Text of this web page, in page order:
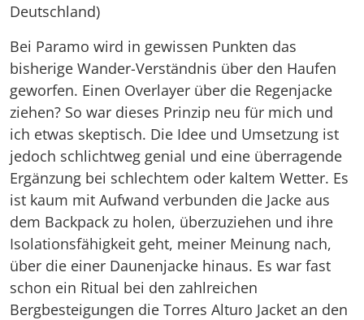
Deutschland)
Bei Paramo wird in gewissen Punkten das
bisherige Wander-Verständnis über den Haufen
geworfen. Einen Overlayer über die Regenjacke
ziehen? So war dieses Prinzip neu für mich und
ich etwas skeptisch. Die Idee und Umsetzung ist
jedoch schlichtweg genial und eine überragende
Ergänzung bei schlechtem oder kaltem Wetter. Es
ist kaum mit Aufwand verbunden die Jacke aus
dem Backpack zu holen, überzuziehen und ihre
Isolationsfähigkeit geht, meiner Meinung nach,
über die einer Daunenjacke hinaus. Es war fast
schon ein Ritual bei den zahlreichen
Bergbesteigungen die Torres Alturo Jacket an den